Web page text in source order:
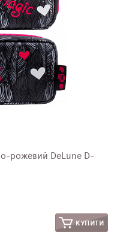
рожевий DeLune D-
КУПИТИ